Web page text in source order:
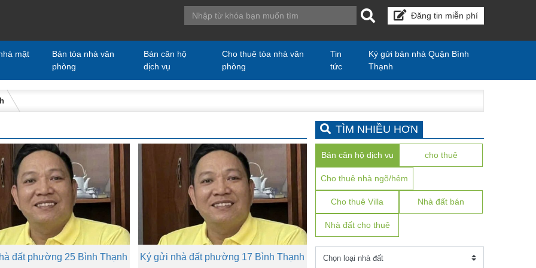
Đăng tin miễn phí
mặt
Bán tòa nhà văn
phòng
Bán căn hộ
dịch vụ
Cho thuê tòa nhà văn
phòng
Tin
tức
Ký gửi bán nhà Quận Bình
Thạnh
đất phường 25 Bình Thạnh Ký gửi nhà đất phường 17 Bình Thạnh
TÌM NHIỀU HƠN
Bán căn hộ dịch vụ cho thuê
Cho thuê nhà ngõ/hẻm
Cho thuê Villa Nhà đất bán
Nhà đất cho thuê